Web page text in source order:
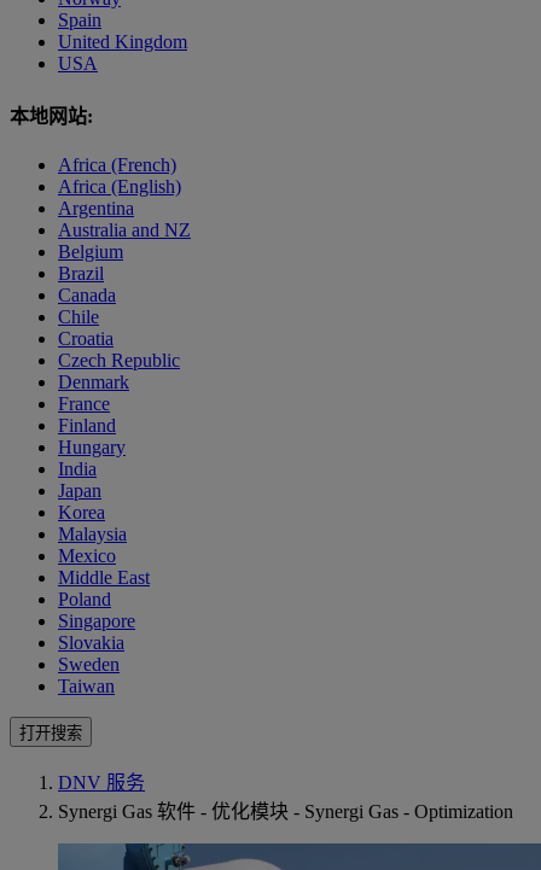
Spain
United Kingdom
USA
本地网站:
Africa (French)
Africa (English)
Argentina
Australia and NZ
Belgium
Brazil
Canada
Chile
Croatia
Czech Republic
Denmark
France
Finland
Hungary
India
Japan
Korea
Malaysia
Mexico
Middle East
Poland
Singapore
Slovakia
Sweden
Taiwan
打开搜索
DNV 服务
Synergi Gas 软件 - 优化模块 - Synergi Gas - Optimization